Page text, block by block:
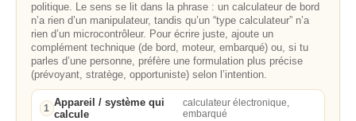
politique. Le sens se lit dans la phrase : un calculateur de bord
n’a rien d’un manipulateur, tandis qu’un “type calculateur” n’a
rien d’un microcontrôleur. Pour écrire juste, ajoute un
complément technique (de bord, moteur, embarqué) ou, si tu
parles d’une personne, préfère une formulation plus précise
(prévoyant, stratège, opportuniste) selon l’intention.
1 Appareil / système qui
calcule
calculateur électronique,
embarqué